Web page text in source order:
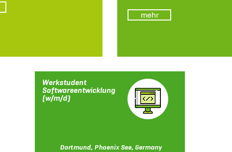
mehr
Werkstudent
Softwareentwicklung
(w/m/d)
Dortmund, Phoenix See, Germany